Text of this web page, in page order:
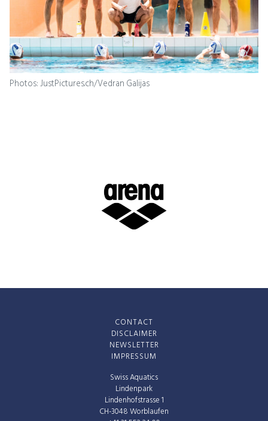
Photos: JustPictures.ch/Vedran Galijas
Swiss Aquatics
Lindenpark
Lindenhofstrasse 1
CH-3048 Worblaufen
CONTACT
DISCLAIMER
NEWSLETTER
IMPRESSUM